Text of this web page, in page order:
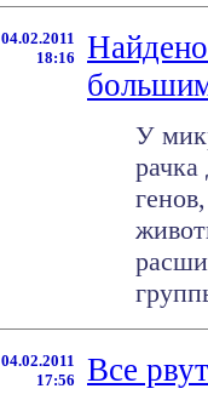
04.02.2011
18:16
У
04.02.2011
17:56
Все